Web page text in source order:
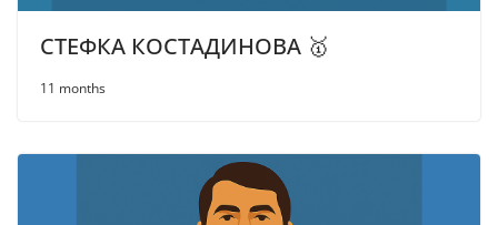
СТЕФКА КОСТАДИНОВА 🥇
11 months